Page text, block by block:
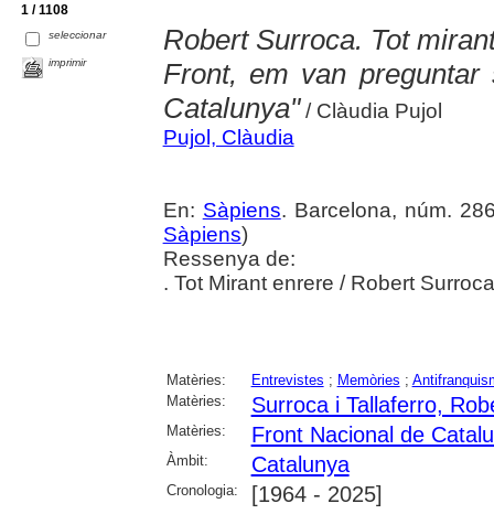
1 / 1108
seleccionar
imprimir
Robert Surroca. Tot
Front, em van
Catalunya"/ Clàudia Pujol
Pujol, Clàudia
En: Sàpiens. Barcelona, núm.
Sàpiens)
Ressenya de:
. Tot Mirant enrere / Robert
Matèries: Entrevistes ; Memòries ;
Matèries:
Surroca i Tallaferro,
Matèries: Front Nacional de
Àmbit: Catalunya
Cronologia: [1964 - 2025]